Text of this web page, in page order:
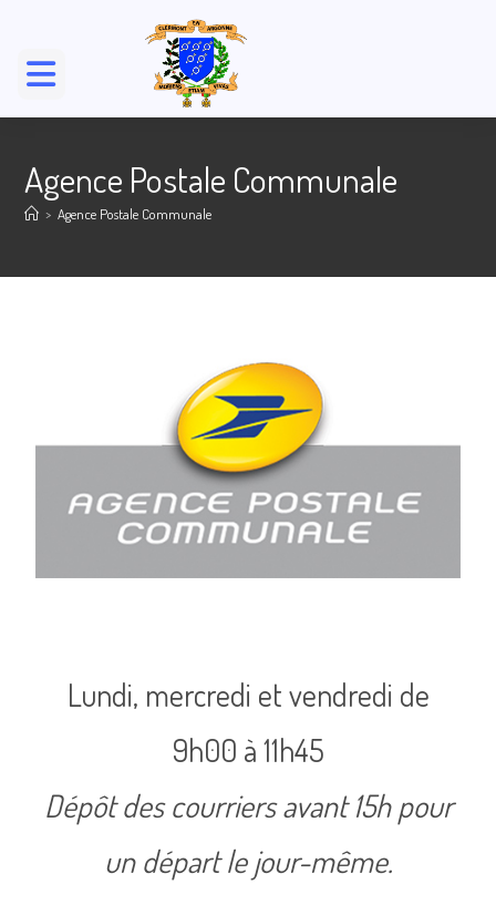
Agence Postale Communale
> Agence Postale Communale
Lundi, mercredi et vendredi de
9h00 à 11h45
Dépôt des courriers avant 15h pour
un départ le jour-même.